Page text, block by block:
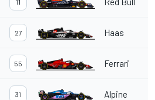
27 Haas
55 Ferrari
31 Alpine